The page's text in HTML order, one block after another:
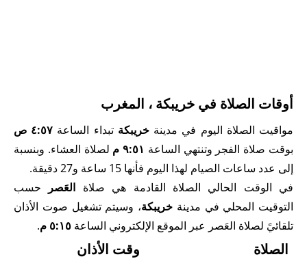
أوقات الصلاة في خريبكة ، المغرب
مواقيت الصلاة اليوم في مدينةخريبكة تبداء الساعة ٤:٥٧ ص
بوقت صلاة الفجر وتنتهي الساعة ٩:٥١ م
لصلاة العشاء. وبنسبة
إلى عدد ساعات الصيام لهذا اليوم فأنها 15 ساعة و27 دقيقة.
في الوقت الحالي الصلاة القادمة هي صلاة العَصر
حسب
التوقيت المحلي في مدينة خريبكة، وسيتم تشغيل صوت الأذان
تلقائيً لصلاة العَصر عبر الموقع الإلكتروني الساعة ٥:١٥ م .
الصلاة
وقت الأذان